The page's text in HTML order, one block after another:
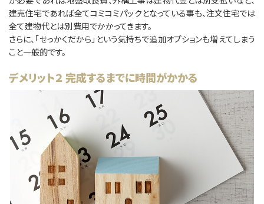
建売住宅であれば全てコミコミパックとなっている事も、注文住宅では
全て建物代とは別費用でかかってきます。
さらに、「せっかくだから」という気持ちで追加オプションも増えてしまう
こと⼀般的です。
デメリット２ 完成するまでに時間がかかる